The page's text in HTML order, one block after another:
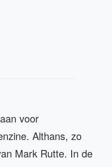
voor
Althans, zo
Mark Rutte. In de